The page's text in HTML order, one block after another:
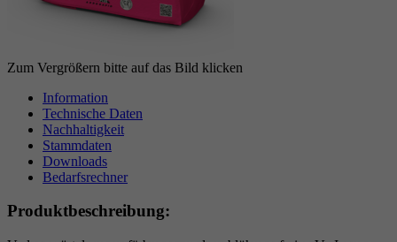
Zum Vergrößern bitte auf das Bild klicken
Information
Technische Daten
Nachhaltigkeit
Stammdaten
Downloads
Bedarfsrechner
Produktbeschreibung: